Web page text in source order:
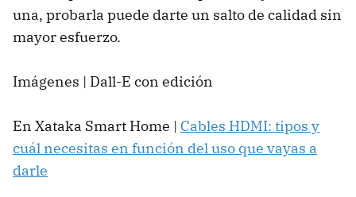
una, probarla puede darte un salto de calidad sin
mayor esfuerzo.
Imágenes | Dall-E con edición
En Xataka Smart Home | Cables HDMI: tipos y
cuál necesitas en función del uso que vayas a
darle